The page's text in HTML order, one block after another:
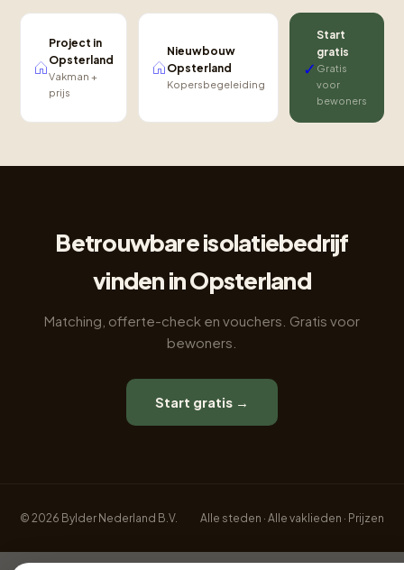
Project in
Opsterland
Vakman +
prijs
Nieuwbouw
Opsterland
Kopersbegeleiding
✓
Start
gratis
Gratis
voor
bewoners
Betrouwbare isolatiebedrijf
vinden in Opsterland
Matching, offerte-check en vouchers. Gratis voor
bewoners.
Start gratis →
© 2026 Bylder Nederland B.V. Alle steden · Alle vaklieden · Prijzen